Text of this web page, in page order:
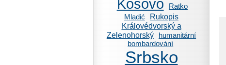
Kosovo
Ratko
Mladić
Rukopis
Královédvorský a
Zelenohorský
humanitární
bombardování
Srbsko